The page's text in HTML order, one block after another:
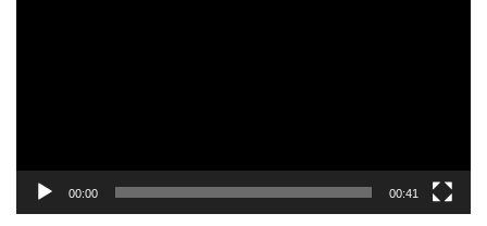
00:00 00:41